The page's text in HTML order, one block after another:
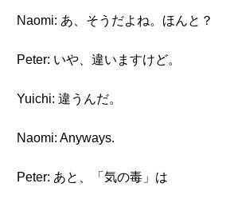
Naomi: あ、そうだよね。ほんと？
Peter: いや、違いますけど。
Yuichi: 違うんだ。
Naomi: Anyways.
Peter: あと、「気の毒」は